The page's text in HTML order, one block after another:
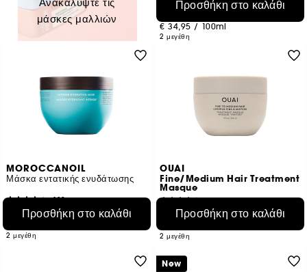
Ανακαλύψτε τις
μάσκες μαλλιών
€ 34,95
€ 34,95 / 100ml
2 μεγέθη
Προσθήκη στο καλάθι
MOROCCANOIL
Μάσκα εντατικής ενυδάτωσης
129
€ 18,95
2 μεγέθη
Προσθήκη στο καλάθι
OUAI
Fine/Medium Hair Treatment
Masque
26
€ 23,95
2 μεγέθη
Προσθήκη στο καλάθι
New